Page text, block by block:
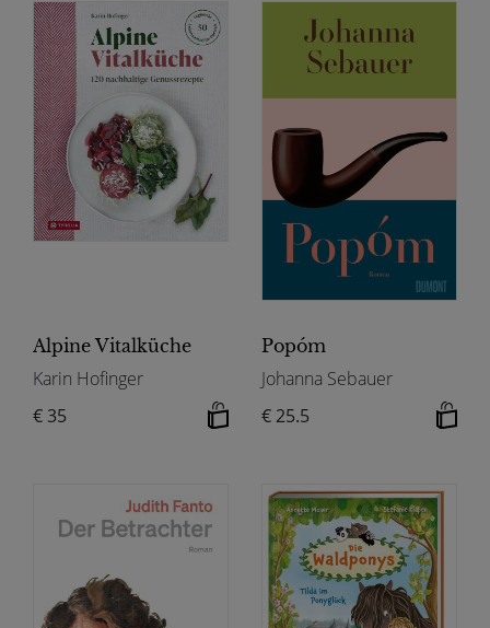
Alpine Vitalküche
Karin Hofinger
€ 35
Popóm
Johanna Sebauer
€ 25.5